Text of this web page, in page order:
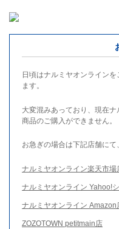
日頃はナルミヤオンライン
ます。
大変混みあっており、現在
商品のご購入ができません。
お急ぎの場合は下記店舗にて
ナルミヤオンライン楽天市場
ナルミヤオンライン Yahoo!
ナルミヤオンライン Amazon
ZOZOTOWN petitmain店